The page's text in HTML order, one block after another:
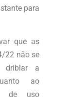
para
que as
22 não se
driblar a
ao
de uso